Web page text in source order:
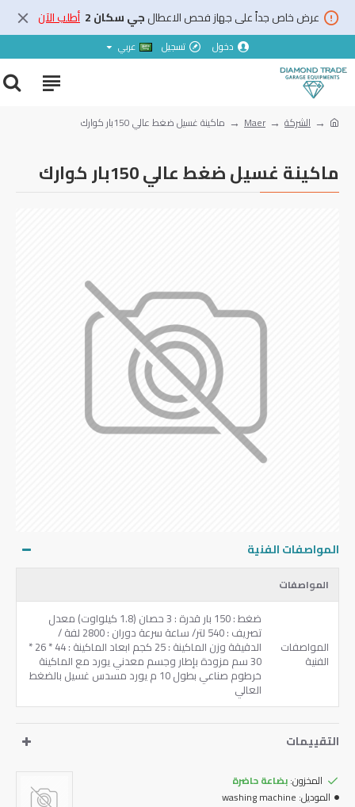
عرض خاص جداً على جهاز فحص الاعطالجي سكان 2 أطلب الآن
دخول تسجيل عربي
الشركة Maer ماكينة غسيل ضغط عالي 150بار كوارك
ماكينة غسيل ضغط عالي 150بار كوارك
المواصفات الفنية
المواصفات
المواصفات
الفنية
‏ضغط ‏: ‎150‏ بار ‏قدرة ‏: ‎3‏ حصان ‏(‎1.8‏ كيلواوت‏) ‏معدل
تصريف ‏: ‎540‏ لتر‏/ ‏ساعة ‏سرعة دوران ‏: ‎2800‏ لفة ‏/
‏الدقيقة ‏وزن الماكينة ‏: ‎25‏ كجم ‏ابعاد الماكينة ‏: ‎44‏ * ‎26‏ *
‎30‏ سم ‏مزودة بإطار وجسم معدني ‏يورد مع الماكينة
خرطوم صناعي بطول ‎10‏ م ‏يورد مسدس غسيل بالضغط
العالي
التقييمات
المخزون:بضاعة حاضرة
الموديل: washing machine